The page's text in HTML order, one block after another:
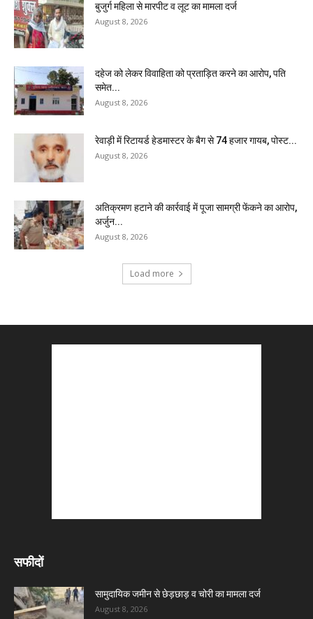
बुजुर्ग महिला से मारपीट व लूट का मामला दर्ज
August 8, 2026
दहेज को लेकर विवाहिता को प्रताड़ित करने का आरोप, पति
समेत...
August 8, 2026
रेवाड़ी में रिटायर्ड हेडमास्टर के बैग से ₹74 हजार गायब, पोस्ट...
August 8, 2026
अतिक्रमण हटाने की कार्रवाई में पूजा सामग्री फेंकने का आरोप,
अर्जुन...
August 8, 2026
Load more
सफीदों
सामुदायिक जमीन से छेड़छाड़ व चोरी का मामला दर्ज
August 8, 2026